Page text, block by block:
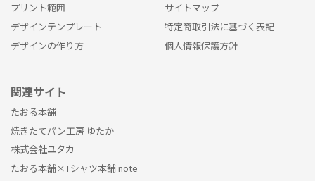
プリント範囲
デザインテンプレート
デザインの作り方
サイトマップ
特定商取引法に基づく表記
個人情報保護方針
関連サイト
たおる本舗
焼きたてパン工房 ゆたか
株式会社ユタカ
たおる本舗×Tシャツ本舗 note